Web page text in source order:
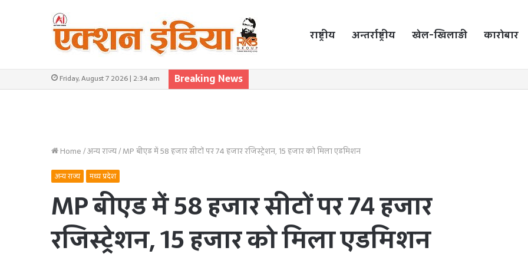
होम
राष्ट्रीय अन्तर्राष्ट्रीय खेल-खिलाड़ी कारोबार
Friday, August 7 2026 | 2:34 am Breaking News
Home/अन्य राज्य/MP बीएड में 58 हजार सीटों पर 74 हजार रजिस्ट्रेशन, 15 हजार को मिला एडमिशन
अन्य राज्य मध्य प्रदेश
MP बीएड में 58 हजार सीटों पर 74 हजार
रजिस्ट्रेशन, 15 हजार को मिला एडमिशन